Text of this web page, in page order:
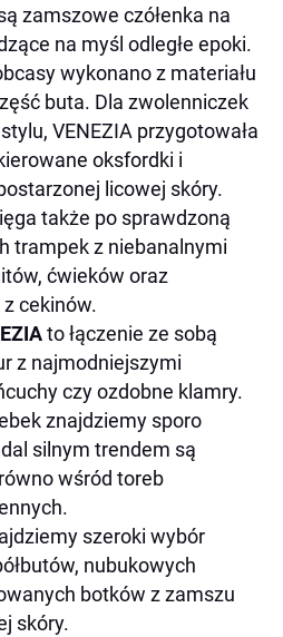
zamszowe czółenka na
na myśl odległe epoki.
wykonano z materiału
buta. Dla zwolenniczek
VENEZIA przygotowała
oksfordki i
licowej skóry.
także po sprawdzoną
trampek z niebanalnymi
ćwieków oraz
cekinów.
to łączenie ze sobą
z najmodniejszymi
czy ozdobne klamry.
znajdziemy sporo
silnym trendem są
wśród toreb
szeroki wybór
nubukowych
botków z zamszu
skóry.